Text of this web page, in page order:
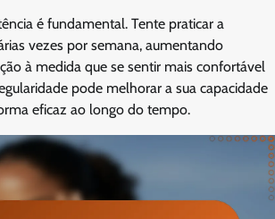
é fundamental. Tente praticar a
vezes por semana, aumentando
à medida que se sentir mais confortável
pode melhorar a sua capacidade
eficaz ao longo do tempo.